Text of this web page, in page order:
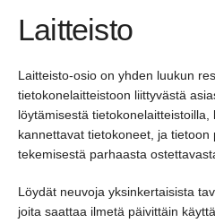
Laitteisto
Laitteisto-osio on yhden luukun
tietokonelaitteistoon liittyvästä
löytämisestä
kannettavat tietokoneet, ja tietoon
tekemisestä parhaasta
Löydät neuvoja yksinkertaisista
joita saattaa ilmetä päivittäin